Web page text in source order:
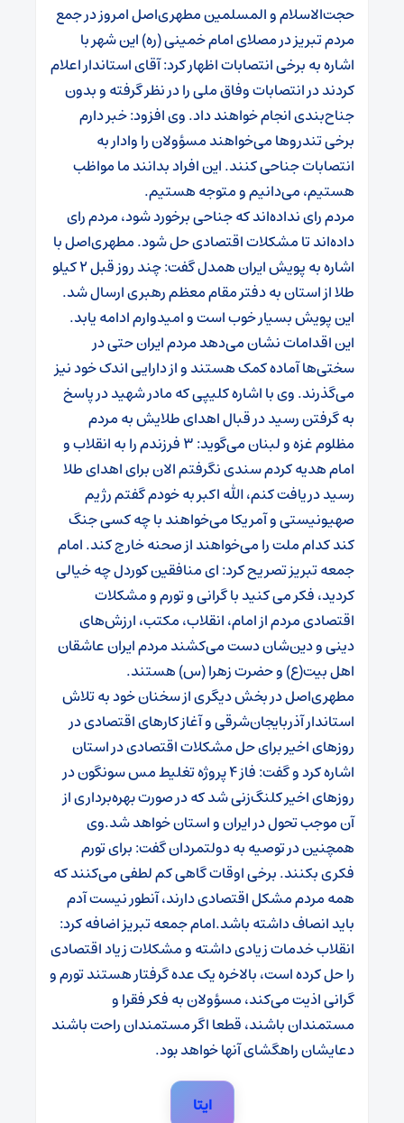
حجت‌الاسلام و المسلمین مطهری‌اصل امروز در جمع
مردم تبریز در مصلای امام خمینی (ره) این شهر با
اشاره به برخی انتصابات اظهار کرد: آقای استاندار اعلام
کردند در انتصابات وفاق ملی را در نظر گرفته و بدون
جناح‌بندی انجام خواهند داد.وی افزود: خبر دارم
برخی تندروها می‌خواهند مسؤولان را وادار به
انتصابات جناحی کنند. این افراد بدانند ما مواظب
هستیم، می‌دانیم و متوجه هستیم.
مردم رای نداده‌اند که جناحی برخورد شود، مردم رای
داده‌اند تا مشکلات اقتصادی حل شود.مطهری‌اصل با
اشاره به پویش ایران همدل گفت: چند روز قبل ۲ کیلو
طلا از استان به دفتر مقام معظم رهبری ارسال شد.
این پویش بسیار خوب است و امیدوارم ادامه یابد.
این اقدامات نشان می‌دهد مردم ایران حتی در
سختی‌ها آماده کمک هستند و از دارایی اندک خود نیز
می‌گذرند.وی با اشاره کلیپی که مادر شهید در پاسخ
به گرفتن رسید در قبال اهدای طلایش به مردم
مظلوم غزه و لبنان می‌گوید: 3 فرزندم را به انقلاب و
امام هدیه کردم سندی نگرفتم الان برای اهدای طلا
رسید دریافت کنم، الله اکبر به خودم گفتم رژیم
صهیونیستی و آمریکا می‌خواهند با چه کسی جنگ
کند کدام ملت را می‌خواهند از صحنه خارج کند.امام
جمعه تبریز تصریح کرد: ای منافقین کوردل چه خیالی
کردید، فکر می کنید با گرانی و تورم و مشکلات
اقتصادی مردم از امام، انقلاب، مکتب، ارزش‌های
دینی و دین‌شان دست می‌کشند مردم ایران عاشقان
اهل بیت(ع) و حضرت زهرا (س) هستند.
مطهری‌اصل در بخش دیگری از سخنان خود به تلاش
استاندار آذربایجان‌شرقی و آغاز کارهای اقتصادی در
روزهای اخیر برای حل مشکلات اقتصادی در استان
اشاره کرد و گفت: فاز 4 پروژه تغلیط مس سونگون در
روزهای اخیر کلنگ‌زنی شد که در صورت بهره‌برداری از
آن موجب تحول در ایران و استان خواهد شد.وی
همچنین در توصیه به دولتمردان گفت: برای تورم
فکری بکنند. برخی اوقات گاهی کم لطفی می‌کنند که
همه مردم مشکل اقتصادی دارند، آنطور نیست آدم
باید انصاف داشته باشد.امام جمعه تبریز اضافه کرد:
انقلاب خدمات زیادی داشته و مشکلات زیاد اقتصادی
را حل کرده است، بالاخره یک عده گرفتار هستند تورم و
گرانی اذیت می‌کند، مسؤولان به فکر فقرا و
مستمندان باشند، قطعا اگر مستمندان راحت باشند
دعایشان راهگشای آنها خواهد بود.
ایتا